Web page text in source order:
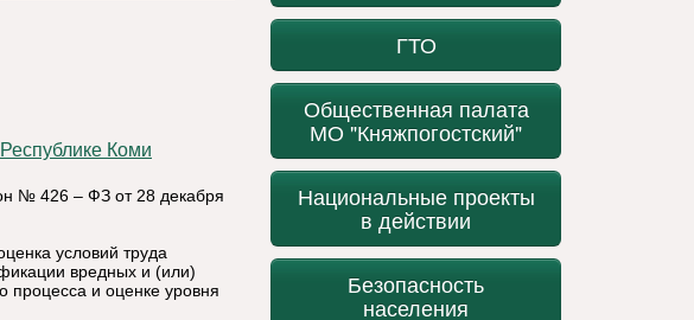
№ 426 – ФЗ от 28 декабря
условий труда
вредных и (или)
процесса и оценке уровня
ГТО
Общественная палата
МО "Княжпогостский"
Национальные проекты
в действии
Безопасность
населения